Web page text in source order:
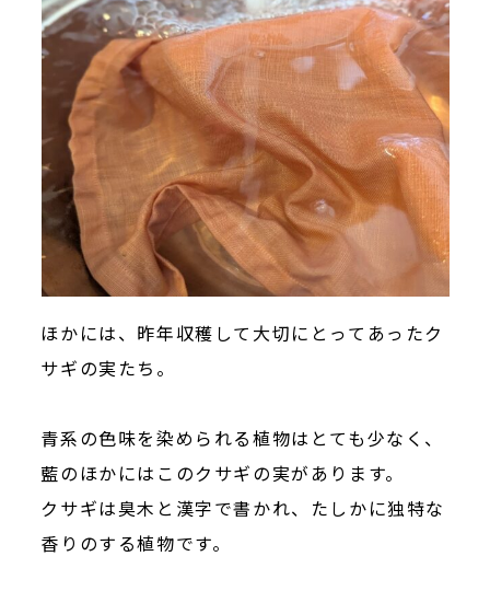
ほかには、昨年収穫して大切にとってあったク
サギの実たち。
青系の色味を染められる植物はとても少なく、
藍のほかにはこのクサギの実があります。
クサギは臭木と漢字で書かれ、たしかに独特な
香りのする植物です。